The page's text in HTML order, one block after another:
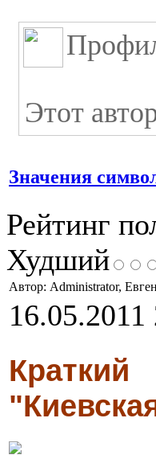
Этот
Значения
Рейтинг
Худший
Автор: Administrator,
16.05.2011